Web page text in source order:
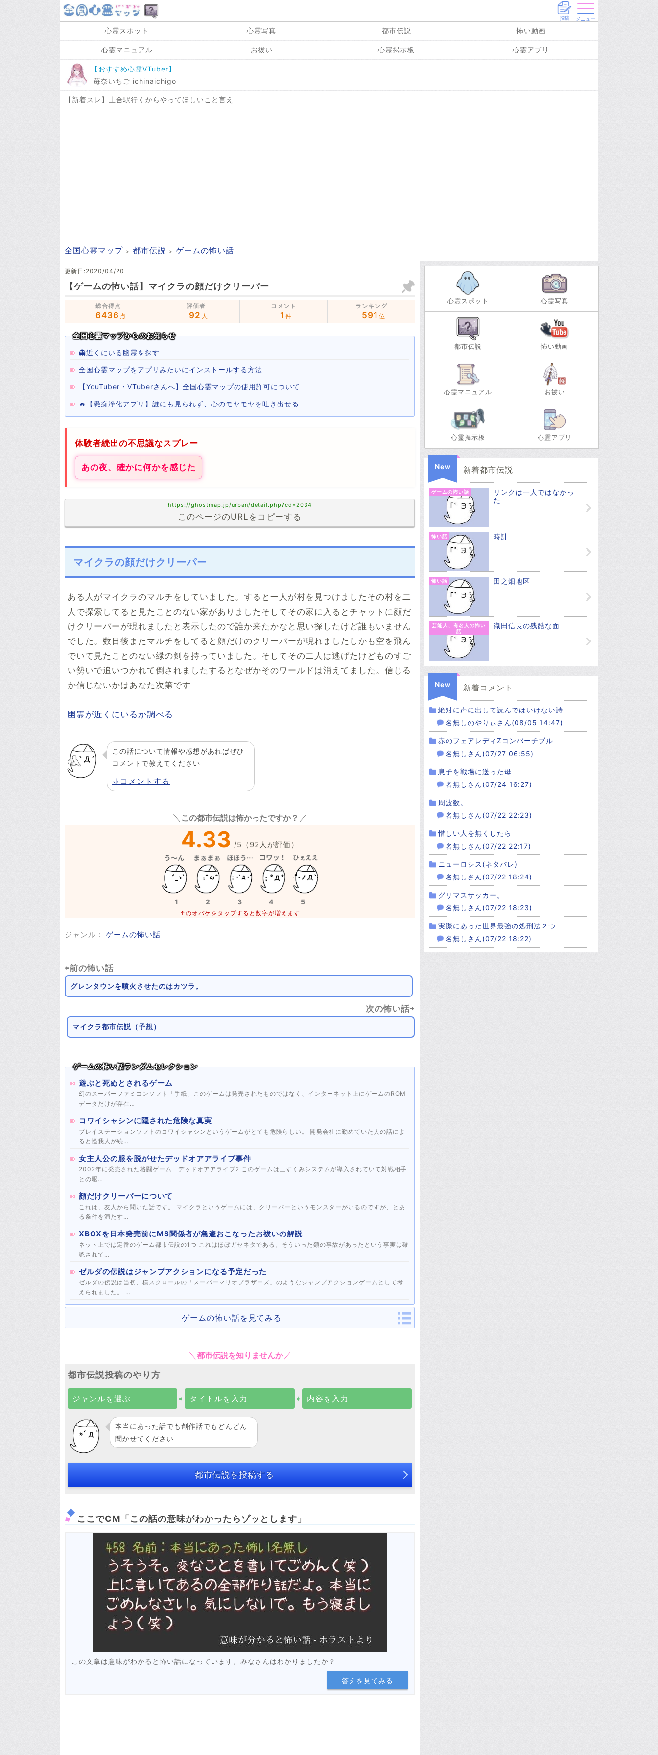
投稿 メニュー
心霊スポット 心霊写真 都市伝説 怖い動画
心霊マニュアル お祓い 心霊掲示板 心霊アプリ
【おすすめ心霊VTuber】
苺奈いちご ichinaichigo
【新着スレ】土合駅行くからやってほしいこと言え
全国心霊マップ 都市伝説 ゲームの怖い話
更新日:2020/04/20
【ゲームの怖い話】マイクラの顔だけクリーパー
総合得点
6436 点
評価者
92 人
コメント
1 件
ランキング
591 位
全国心霊マップからのお知らせ
👻近くにいる幽霊を探す
全国心霊マップをアプリみたいにインストールする方法
【YouTuber・VTuberさんへ】全国心霊マップの使用許可について
🔥【愚痴浄化アプリ】誰にも見られず、心のモヤモヤを吐き出せる
体験者続出の不思議なスプレー
あの夜、確かに何かを感じた
https://ghostmap.jp/urban/detail.php?cd=2034
このページのURLをコピーする
マイクラの顔だけクリーパー
ある人がマイクラのマルチをしていました。すると一人が村を見つけましたその村を二
人で探索してると見たことのない家がありましたそしてその家に入るとチャットに顔だ
けクリーパーが現れましたと表示したので誰か来たかなと思い探したけど誰もいません
でした。数日後またマルチをしてると顔だけのクリーパーが現れましたしかも空を飛ん
でいて見たことのない緑の剣を持っていました。そしてその二人は逃げたけどものすご
い勢いで追いつかれて倒されましたするとなぜかそのワールドは消えてました。信じる
か信じないかはあなた次第です
幽霊が近くにいるか調べる
この話について情報や感想があればぜひ
コメントで教えてください
↓コメントする
この都市伝説は怖かったですか？
4.33 /5 （ 92 人が評価）
1 2 3 4 5
↑のオバケをタップすると数字が増えます
ジャンル： ゲームの怖い話
⇦前の怖い話
グレンタウンを噴火させたのはカツラ。
次の怖い話⇨
マイクラ都市伝説（予想）
ゲームの怖い話ランダムセレクション
遊ぶと死ぬとされるゲーム
幻のスーパーファミコンソフト「手紙」このゲームは発売されたものではなく、インターネット上にゲームのROM
データだけが存在…
コワイシャシンに隠された危険な真実
プレイステーションソフトのコワイシャシンというゲームがとても危険らしい。 開発会社に勤めていた人の話によ
ると怪我人が続…
女主人公の服を脱がせたデッドオアアライブ事件
2002年に発売された格闘ゲーム デッドオアアライブ2 このゲームは三すくみシステムが導入されていて対戦相手
との駆…
顔だけクリーパーについて
これは、友人から聞いた話です。 マイクラというゲームには、クリーパーというモンスターがいるのですが、とあ
る条件を満たす…
XBOXを日本発売前にMS関係者が急遽おこなったお祓いの解説
ネット上では定番のゲーム都市伝説の1つ これはほぼガセネタである。そういった類の事故があったという事実は確
認されて…
ゼルダの伝説はジャンプアクションになる予定だった
ゼルダの伝説は当初、横スクロールの「スーパーマリオブラザーズ」のようなジャンプアクションゲームとして考
えられました。 …
ゲームの怖い話を見てみる
都市伝説を知りませんか
都市伝説投稿のやり方
ジャンルを選ぶ ➧ タイトルを入力 ➧ 内容を入力
本当にあった話でも創作話でもどんどん
聞かせてください
都市伝説を投稿する
ここでCM「この話の意味がわかったらゾッとします」
この文章は意味がわかると怖い話になっています。みなさんはわかりましたか？
答えを見てみる
心霊スポット 心霊写真
都市伝説 怖い動画
心霊マニュアル お祓い
心霊掲示板 心霊アプリ
New 新着都市伝説
ゲームの怖い話
リンクは一人ではなかっ
た
怖い話 時計
怖い話 田之畑地区
芸能人、有名人の怖い
話
織田信長の残酷な面
New 新着コメント
絶対に声に出して読んではいけない詩
名無しのやりぃさん(08/05 14:47)
赤のフェアレディZコンバーチブル
名無しさん(07/27 06:55)
息子を戦場に送った母
名無しさん(07/24 16:27)
周波数。
名無しさん(07/22 22:23)
惜しい人を無くしたら
名無しさん(07/22 22:17)
ニューロシス(ネタバレ)
名無しさん(07/22 18:24)
グリマスサッカー。
名無しさん(07/22 18:23)
実際にあった世界最強の処刑法２つ
名無しさん(07/22 18:22)